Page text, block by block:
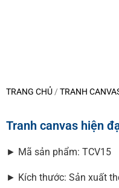
TRANG CHỦ/ TRANH
Tranh canvas hiện
► Mã sản phẩm: TCV15
► Kích thước: Sản xuất